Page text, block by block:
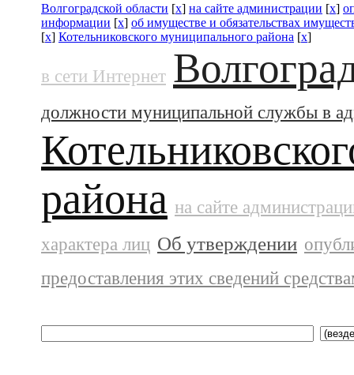
Волгоградской области [x] на сайте администрации [x]
информации [x] об имуществе и обязательствах
[x] Котельниковского муниципального района [x]
в сети Интернет
должности муниципальной службы в
района на сайте
характера лиц Об утверждении
предоставления этих сведений